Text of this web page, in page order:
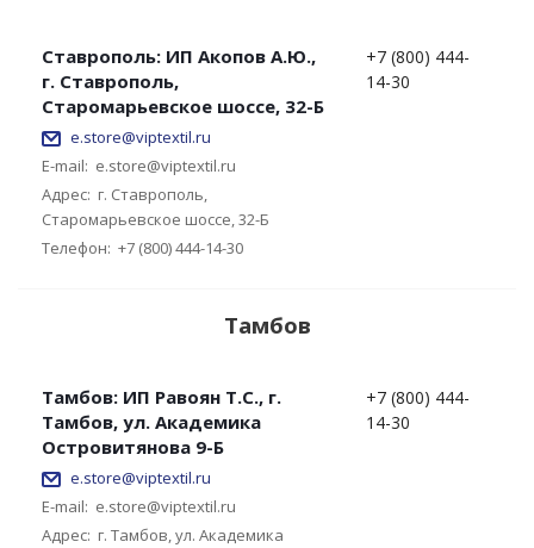
Ставрополь: ИП Акопов А.Ю.,
г. Ставрополь,
Старомарьевское шоссе, 32-Б
e.store@viptextil.ru
E-mail: e.store@viptextil.ru
Адрес: г. Ставрополь,
Старомарьевское шоссе, 32-Б
Телефон: +7 (800) 444-14-30
+7 (800) 444-
14-30
Тамбов
Тамбов: ИП Равоян Т.С., г.
Тамбов, ул. Академика
Островитянова 9-Б
e.store@viptextil.ru
E-mail: e.store@viptextil.ru
Адрес: г. Тамбов, ул. Академика
+7 (800) 444-
14-30